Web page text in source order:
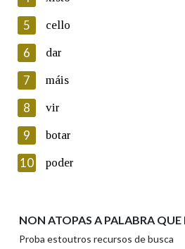
Lin e acepto as condicións
Introduce o código que aparece na
Texto de verificación
Enviar
5 cello
6 dar
7 máis
8 vir
9 botar
10 poder
NON ATOPAS A PALABRA QUE
Proba estoutros recursos de busca